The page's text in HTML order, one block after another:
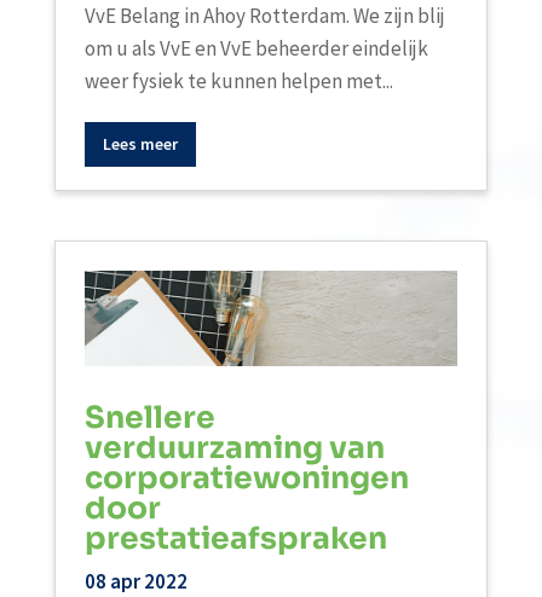
VvE Belang in Ahoy Rotterdam. We zijn blij
om u als VvE en VvE beheerder eindelijk
weer fysiek te kunnen helpen met...
Lees meer
Snellere
verduurzaming van
corporatiewoningen
door
prestatieafspraken
08 apr 2022